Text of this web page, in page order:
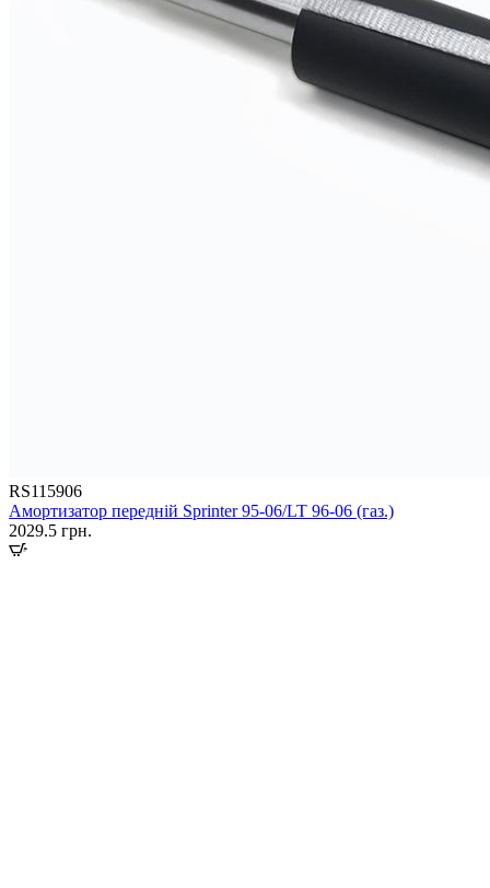
RS115906
Амортизатор передній Sprinter 95-06/LT 96-06 (газ.)
2029.5 грн.